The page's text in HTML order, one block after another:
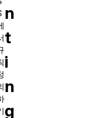
n
t
i
n
g